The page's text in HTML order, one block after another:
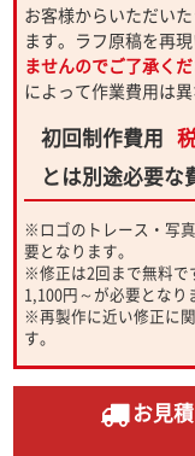
お客様からいただい
ます。ラフ原稿を再現
ませんのでご了承くだ
によって作業費用は異
初回制作費用
とは別途必要な
※ロゴのトレース・写
要となります。
※修正は2回まで無料で
1,100円～が必要となり
※再製作に近い修正に
す。
お見